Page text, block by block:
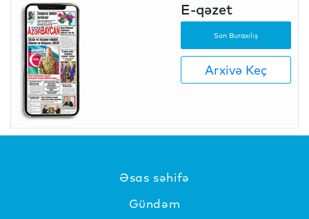
E-qəzet
Son Buraxılış
Arxivə Keç
Əsas səhifə
Gündəm